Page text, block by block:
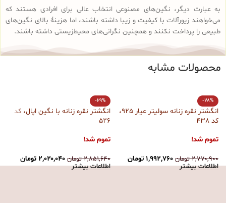
به عبارت دیگر، نگین‌های مصنوعی انتخاب عالی برای افرادی هستند که
می‌خواهند زیورآلات با کیفیت و زیبا داشته باشند، اما هزینهٔ بالای نگین‌های
طبیعی را پرداخت نکنند و همچنین نگرانی‌های محیط‌زیستی داشته باشند.
محصولات مشابه
-28%
انگشتر نقره زنانه سولیتر عیار 925،
کد 438
تموم شد!
۲,۷۷۰,۹۰۰ تومان ۱,۹۹۲,۷۶۰ تومان
اطلاعات بیشتر
-29%
انگشتر نقره زنانه با نگین اپال، کد
526
تموم شد!
۲,۸۵۱,۶۴۰ تومان ۲,۰۲۰,۰۴۰ تومان
اطلاعات بیشتر